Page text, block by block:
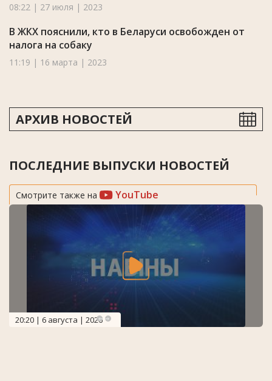
08:22 | 27 июля | 2023
В ЖКХ пояснили, кто в Беларуси освобожден от
налога на собаку
11:19 | 16 марта | 2023
АРХИВ НОВОСТЕЙ
ПОСЛЕДНИЕ ВЫПУСКИ НОВОСТЕЙ
Смотрите также на YouTube
20:20 | 6 августа | 2026